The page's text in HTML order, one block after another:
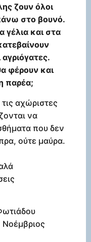
ζουν όλοι
στο βουνό.
γέλια και στα
φέρουν και
παρέα;
τις αχώριστες
να
που δεν
ούτε μαύρα.